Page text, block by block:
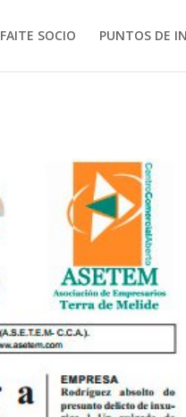
FAITE SOCIO PUNTOS DE